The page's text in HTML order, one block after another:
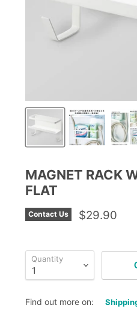
MAGNET RACK
FLAT
Contact Us $29.90
Quantity
Find out more on: